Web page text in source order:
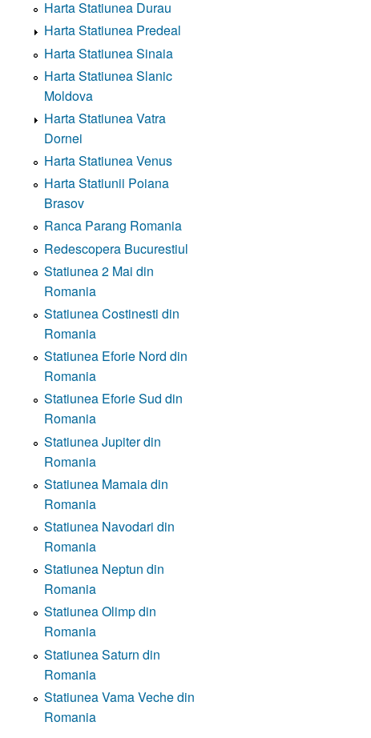
Harta Statiunea Durau
Harta Statiunea Predeal
Harta Statiunea Sinaia
Harta Statiunea Slanic
Moldova
Harta Statiunea Vatra
Dornei
Harta Statiunea Venus
Harta Statiunii Poiana
Brasov
Ranca Parang Romania
Redescopera Bucurestiul
Statiunea 2 Mai din
Romania
Statiunea Costinesti din
Romania
Statiunea Eforie Nord din
Romania
Statiunea Eforie Sud din
Romania
Statiunea Jupiter din
Romania
Statiunea Mamaia din
Romania
Statiunea Navodari din
Romania
Statiunea Neptun din
Romania
Statiunea Olimp din
Romania
Statiunea Saturn din
Romania
Statiunea Vama Veche din
Romania